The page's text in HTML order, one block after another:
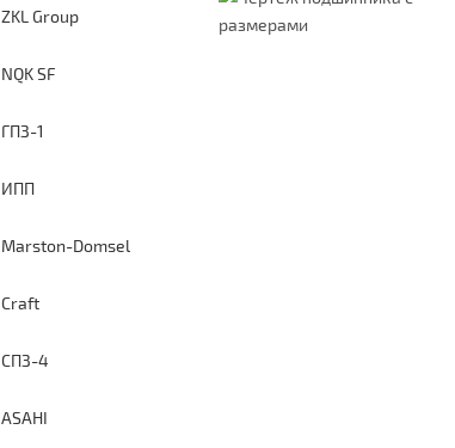
ZKL Group
NQK SF
ГПЗ-1
ИПП
Marston-Domsel
Craft
СПЗ-4
ASAHI